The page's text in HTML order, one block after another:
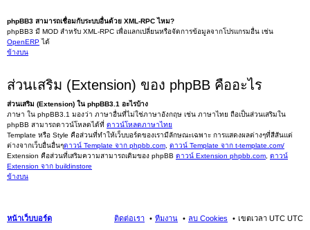
phpBB3 สามารถเชื่อมกับระบบอื่นด้วย XML-RPC ไหม?
phpBB3 มี MOD สำหรับ XML-RPC เพื่อแลกเปลี่ยนหรือจัดการข้อมูลจากโปรแกรมอื่น เช่น
OpenERPได้
ข้างบน
ส่วนเสริม (Extension) ของ phpBB คืออะไร
ส่วนเสริม (Extension) ใน phpBB3.1 อะไรบ้าง
ภาษา ใน phpBB3.1 มองว่า ภาษาอื่นที่ไม่ใช่ภาษาอังกฤษ เช่น ภาษาไทย ถือเป็นส่วนเสริมใน
phpBB สามารถดาวน์โหลดได้ที่ ดาวน์โหลดภาษาไทย
Template หรือ Style คือส่วนที่ทำให้เว็บบอร์ดของเรามีลักษณะเฉพาะ การแสดงผลต่างๆที่สีสันแต่
ต่างจากเว็บอื่นอื่นๆดาวน์ Template จาก phpbb.com ดาวน์ Template จาก t-template.com/
Extension คือส่วนที่เสริมความสามารถเดิมของ phpBB ดาวน์ Extension phpbb.com ดาวน์
Extension จาก buildinstore
ข้างบน
หน้าเว็บบอร์ด เขตเวลา UTC UTC
ลบ Cookies
ทีมงาน
ติดต่อเรา